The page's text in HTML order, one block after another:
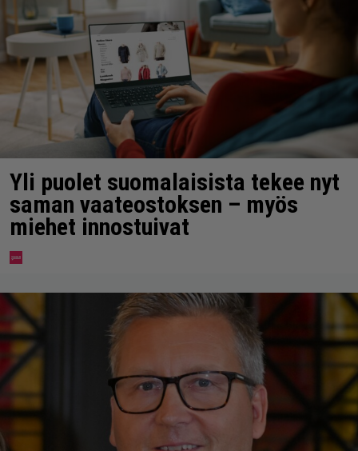
Yli puolet suomalaisista tekee nyt
saman vaateostoksen – myös
miehet innostuivat